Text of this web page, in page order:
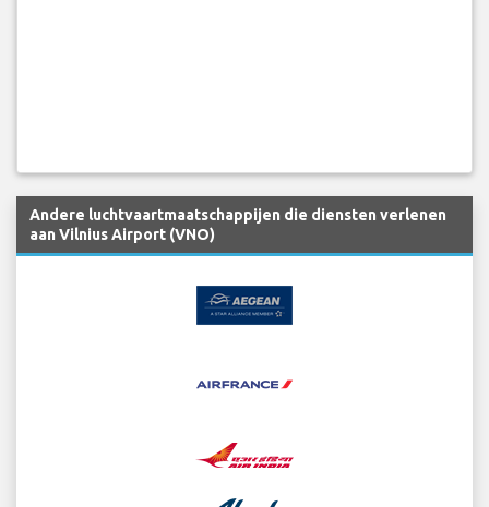
Andere luchtvaartmaatschappijen die diensten verlenen
aan Vilnius Airport (VNO)